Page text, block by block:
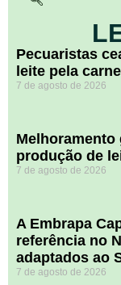
Pecuaristas
leite pela carne
7 de agosto de 2026
Melhoramento
produção de
7 de agosto de 2026
A Embrapa
referência no
adaptados ao
7 de agosto de 2026